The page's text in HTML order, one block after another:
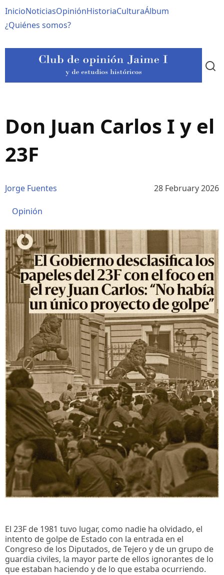
al
contenido
Navegación
principal
InicioNoticiasOpiniónHistoriaCulturaÁlbum
¿Quiénes somos?
Don Juan Carlos I y el
23F
Jorge Fuentes 28 February 2026
Opinión
El 23F de 1981 tuvo lugar, como nadie ha olvidado, el
intento de golpe de Estado con la entrada en el
Congreso de los Diputados, de Tejero y de un grupo de
guardia civiles, la mayor parte de ellos ignorantes de lo
que estaban haciendo y de lo que estaba ocurriendo.